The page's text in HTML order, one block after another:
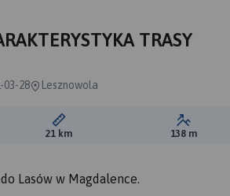
TRASY
03-28 Lesznowola
Długość trasy:
21 km Suma
138 m
Lasów w Magdalence.